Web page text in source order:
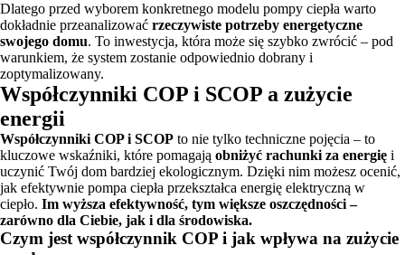
Dlatego przed wyborem konkretnego modelu pompy ciepła warto
dokładnie przeanalizować rzeczywiste potrzeby energetyczne
swojego domu. To inwestycja, która może się szybko zwrócić – pod
warunkiem, że system zostanie odpowiednio dobrany i
zoptymalizowany.
Współczynniki COP i SCOP a zużycie
energii
Współczynniki COP i SCOP to nie tylko techniczne pojęcia – to
kluczowe wskaźniki, które pomagają obniżyć rachunki za energię i
uczynić Twój dom bardziej ekologicznym. Dzięki nim możesz ocenić,
jak efektywnie pompa ciepła przekształca energię elektryczną w
ciepło. Im wyższa efektywność, tym większe oszczędności –
zarówno dla Ciebie, jak i dla środowiska.
Czym jest współczynnik COP i jak wpływa na zużycie